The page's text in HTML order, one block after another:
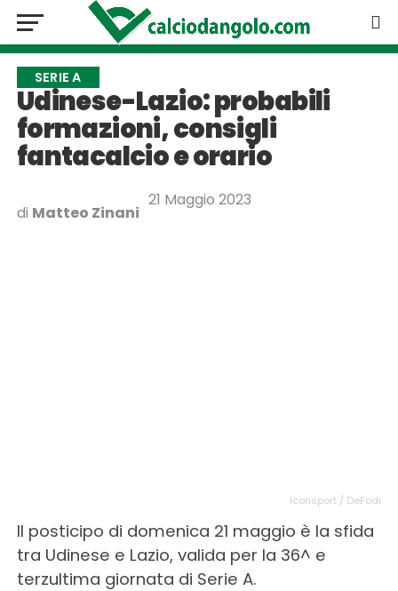
SERIE A
Udinese-Lazio: probabili
formazioni, consigli
fantacalcio e orario
di Matteo Zinani
21 Maggio 2023
Iconsport / DeFodi
Il posticipo di domenica 21 maggio è la sfida
tra Udinese e Lazio, valida per la 36^ e
terzultima giornata di Serie A.